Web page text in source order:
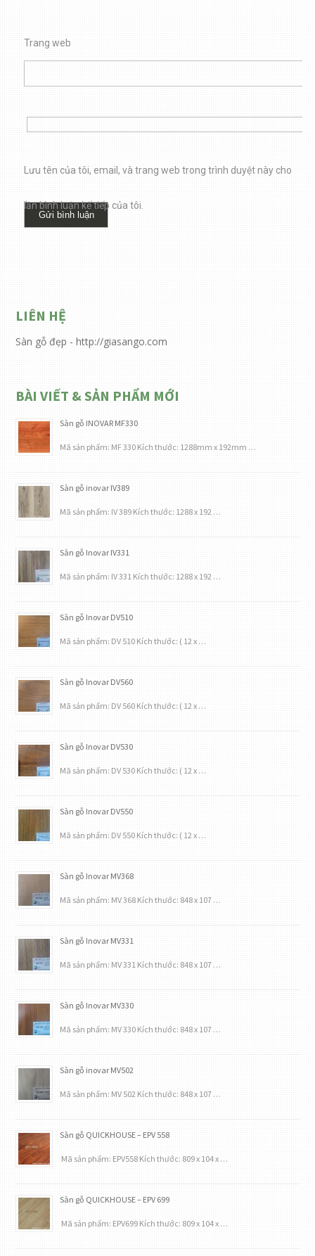
Trang web
Lưu tên của tôi, email, và trang web trong trình duyệt này cho
lần bình luận kế tiếp của tôi.
LIÊN HỆ
Sàn gỗ đẹp - http://giasango.com
BÀI VIẾT & SẢN PHẨM MỚI
Sàn gỗ INOVAR MF330
Mã sản phẩm: MF 330 Kích thước: 1288mm x 192mm …
Sàn gỗ inovar IV389
Mã sản phẩm: IV 389 Kích thước: 1288 x 192 …
Sàn gỗ Inovar IV331
Mã sản phẩm: IV 331 Kích thước: 1288 x 192 …
Sàn gỗ Inovar DV510
Mã sản phẩm: DV 510 Kích thước: ( 12 x …
Sàn gỗ Inovar DV560
Mã sản phẩm: DV 560 Kích thước: ( 12 x …
Sàn gỗ Inovar DV530
Mã sản phẩm: DV 530 Kích thước: ( 12 x …
Sàn gỗ Inovar DV550
Mã sản phẩm: DV 550 Kích thước: ( 12 x …
Sàn gỗ Inovar MV368
Mã sản phẩm: MV 368 Kích thước: 848 x 107 …
Sàn gỗ Inovar MV331
Mã sản phẩm: MV 331 Kích thước: 848 x 107 …
Sàn gỗ Inovar MV330
Mã sản phẩm: MV 330 Kích thước: 848 x 107 …
Sàn gỗ inovar MV502
Mã sản phẩm: MV 502 Kích thước: 848 x 107 …
Sàn gỗ QUICKHOUSE – EPV 558
Mã sản phẩm: EPV558 Kích thước: 809 x 104 x …
Sàn gỗ QUICKHOUSE – EPV 699
Mã sản phẩm: EPV699 Kích thước: 809 x 104 x …